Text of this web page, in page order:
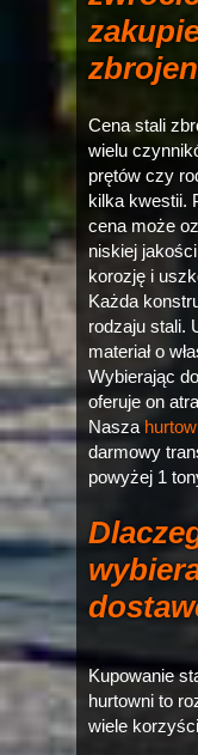
Cena stali
wielu
prętów czy
kilka kwestii.
cena może
niskiej
korozję i
Każda
rodzaju stali.
materiał o
Wybierając
oferuje on
Nasza
darmowy
powyżej 1
Kupowanie
hurtowni to
wiele